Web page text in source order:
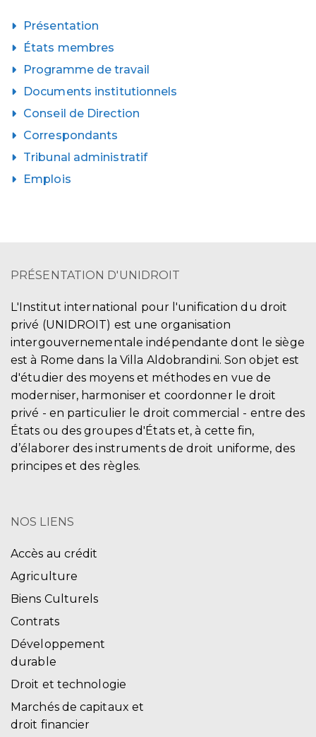
Présentation
États membres
Programme de travail
Documents institutionnels
Conseil de Direction
Correspondants
Tribunal administratif
Emplois
PRÉSENTATION D'UNIDROIT
L'Institut international pour l'unification du droit
privé (UNIDROIT) est une organisation
intergouvernementale indépendante dont le siège
est à Rome dans la Villa Aldobrandini. Son objet est
d'étudier des moyens et méthodes en vue de
moderniser, harmoniser et coordonner le droit
privé - en particulier le droit commercial - entre des
États ou des groupes d'États et, à cette fin,
d’élaborer des instruments de droit uniforme, des
principes et des règles.
NOS LIENS
Accès au crédit
Agriculture
Biens Culturels
Contrats
Développement
durable
Droit et technologie
Marchés de capitaux et
droit financier